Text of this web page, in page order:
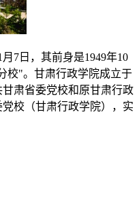
月 7 日，其前身是1949年10
校"。甘肃行政学院成立于
甘肃省委党校和原甘肃行政
校（甘肃行政学院），实